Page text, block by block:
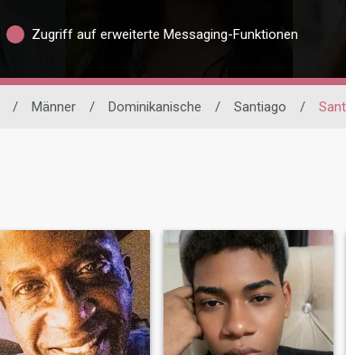
Zugriff auf erweiterte Messaging-Funktionen
/ Männer / Dominikanische / Santiago /